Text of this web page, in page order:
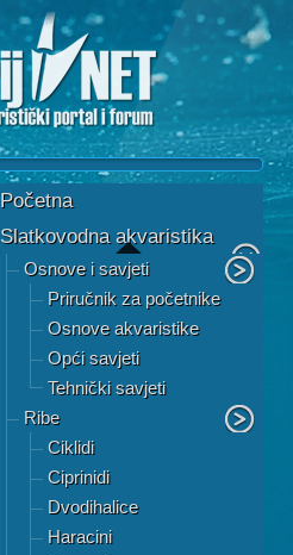
Početna
Slatkovodna akvaristika
Osnove i savjeti
Priručnik za početnike
Osnove akvaristike
Opći savjeti
Tehnički savjeti
Ribe
Ciklidi
Ciprinidi
Dvodihalice
Haracini